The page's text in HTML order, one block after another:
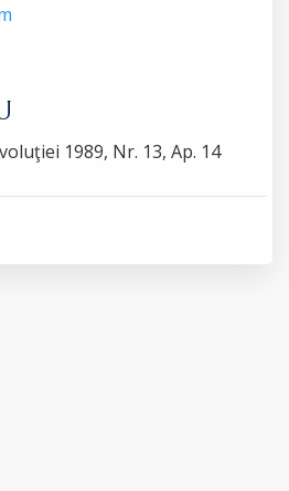
1989, Nr. 13, Ap. 14